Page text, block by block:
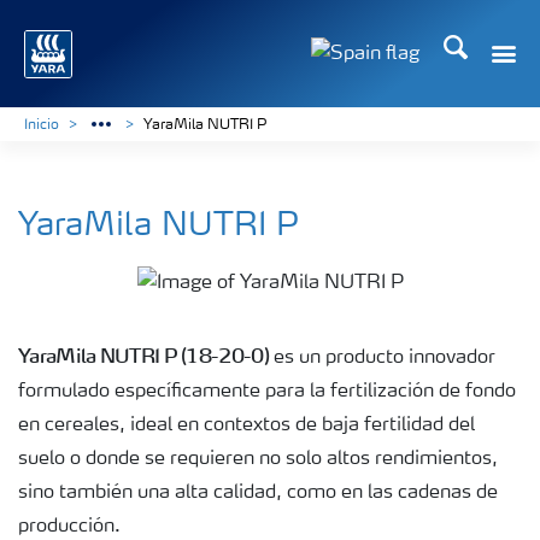
Buscar
Inicio YaraMila NUTRI P
YaraMila NUTRI P
YaraMila NUTRI P (18-20-0)es un producto innovador
formulado específicamente para la fertilización de fondo
en cereales, ideal en contextos de baja fertilidad del
suelo o donde se requieren no solo altos rendimientos,
sino también una alta calidad, como en las cadenas de
producción.